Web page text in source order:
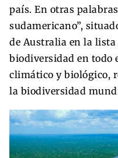
país. En otras
sudamericano”,
de Australia en la lista
biodiversidad en todo
climático y biológico,
la biodiversidad